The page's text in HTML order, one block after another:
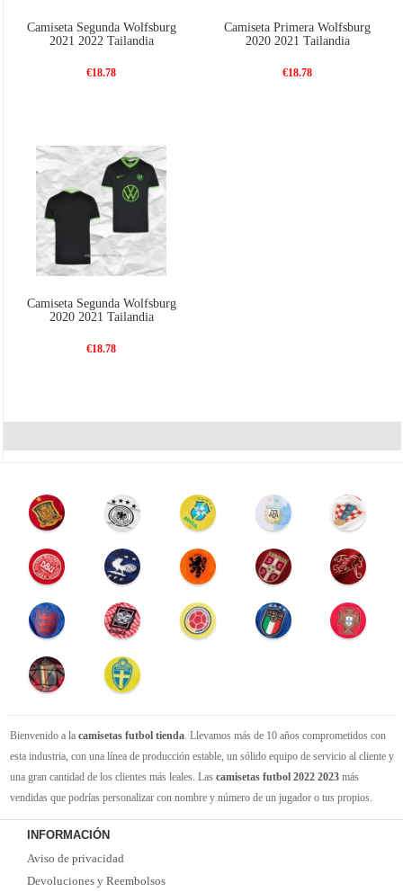
Camiseta Segunda Wolfsburg
2021 2022 Tailandia
€18.78
Camiseta Primera Wolfsburg
2020 2021 Tailandia
€18.78
Camiseta Segunda Wolfsburg
2020 2021 Tailandia
€18.78
Bienvenido a la camisetas futbol tienda. Llevamos más de 10 años comprometidos con
esta industria, con una línea de producción estable, un sólido equipo de servicio al cliente y
una gran cantidad de los clientes más leales. Las camisetas futbol 2022 2023 más
vendidas que podrías personalizar con nombre y número de un jugador o tus propios.
Camisetas de futbol replicasde la mejor calidad Thai AAA en toda la web. Tenemos
suficiente experiencia para satisfacer tus necesidades de
la seguridad de que elegirnos le brindará una experiencia de compra diferente.
INFORMACIÓN
Aviso de privacidad
Devoluciones y Reembolsos